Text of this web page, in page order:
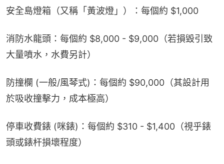
安全島燈箱（又稱「黃波燈」）：每個約 $1,000
消防水龍頭：每個約 $8,000 - $9,000（若損毀引致
大量噴水，水費另計）
防撞欄 (一般/風琴式)：每個約 $90,000（其設計用
於吸收撞擊力，成本極高）
停車收費錶 (咪錶)：每個約 $310 - $1,400（視乎錶
頭或錶杆損壞程度）